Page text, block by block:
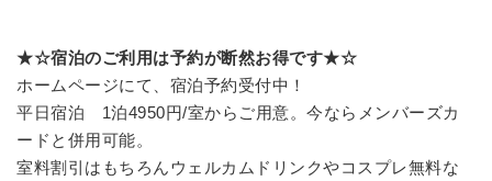
★☆宿泊のご利用は予約が断然お得です★☆
ホームページにて、宿泊予約受付中！
平日宿泊 1泊4950円/室からご用意。今ならメンバーズカ
ードと併用可能。
室料割引はもちろんウェルカムドリンクやコスプレ無料な